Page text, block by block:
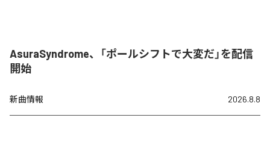
AsuraSyndrome、「ポールシフトで大変だ」を配信
開始
新曲情報 2026.8.8